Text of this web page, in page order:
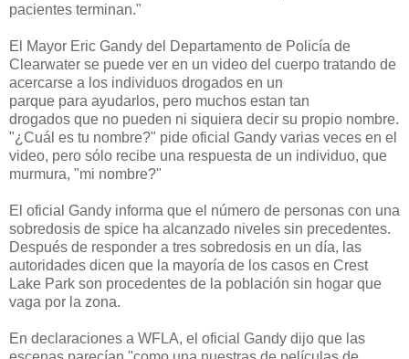
pacientes terminan."
El Mayor Eric Gandy del Departamento de Policía de
Clearwater se puede ver en un video del cuerpo tratando de
acercarse a los individuos drogados en un
parque para ayudarlos, pero muchos estan tan
drogados que no pueden ni siquiera decir su propio nombre.
"¿Cuál es tu nombre?" pide oficial Gandy varias veces en el
video, pero sólo recibe una respuesta de un individuo, que
murmura, "mi nombre?"
El oficial Gandy informa que el número de personas con una
sobredosis de spice ha alcanzado niveles sin precedentes.
Después de responder a tres sobredosis en un día, las
autoridades dicen que la mayoría de los casos en Crest
Lake Park son procedentes de la población sin hogar que
vaga por la zona.
En declaraciones a WFLA, el oficial Gandy dijo que las